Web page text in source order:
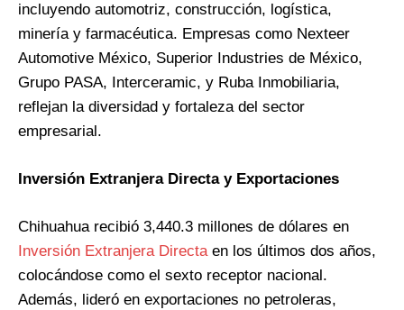
incluyendo automotriz, construcción, logística,
minería y farmacéutica. Empresas como Nexteer
Automotive México, Superior Industries de México,
Grupo PASA, Interceramic, y Ruba Inmobiliaria,
reflejan la diversidad y fortaleza del sector
empresarial.
Inversión Extranjera Directa y Exportaciones
Chihuahua recibió 3,440.3 millones de dólares en
Inversión Extranjera Directa en los últimos dos años,
colocándose como el sexto receptor nacional.
Además, lideró en exportaciones no petroleras,